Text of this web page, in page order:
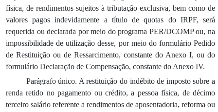
física, de rendimentos sujeitos à tributação exclusiva, bem como de
valores pagos indevidamente a título de quotas do IRPF, será
requerida ou declarada por meio do programa PER/DCOMP ou, na
impossibilidade de utilização desse, por meio do formulário Pedido
de Restituição ou de Ressarcimento, constante do Anexo I, ou do
formulário Declaração de Compensação, constante do Anexo IV.
Parágrafo único. A restituição do indébito de imposto sobre a
renda retido no pagamento ou crédito, a pessoa física, de décimo
terceiro salário referente a rendimentos de aposentadoria, reforma ou